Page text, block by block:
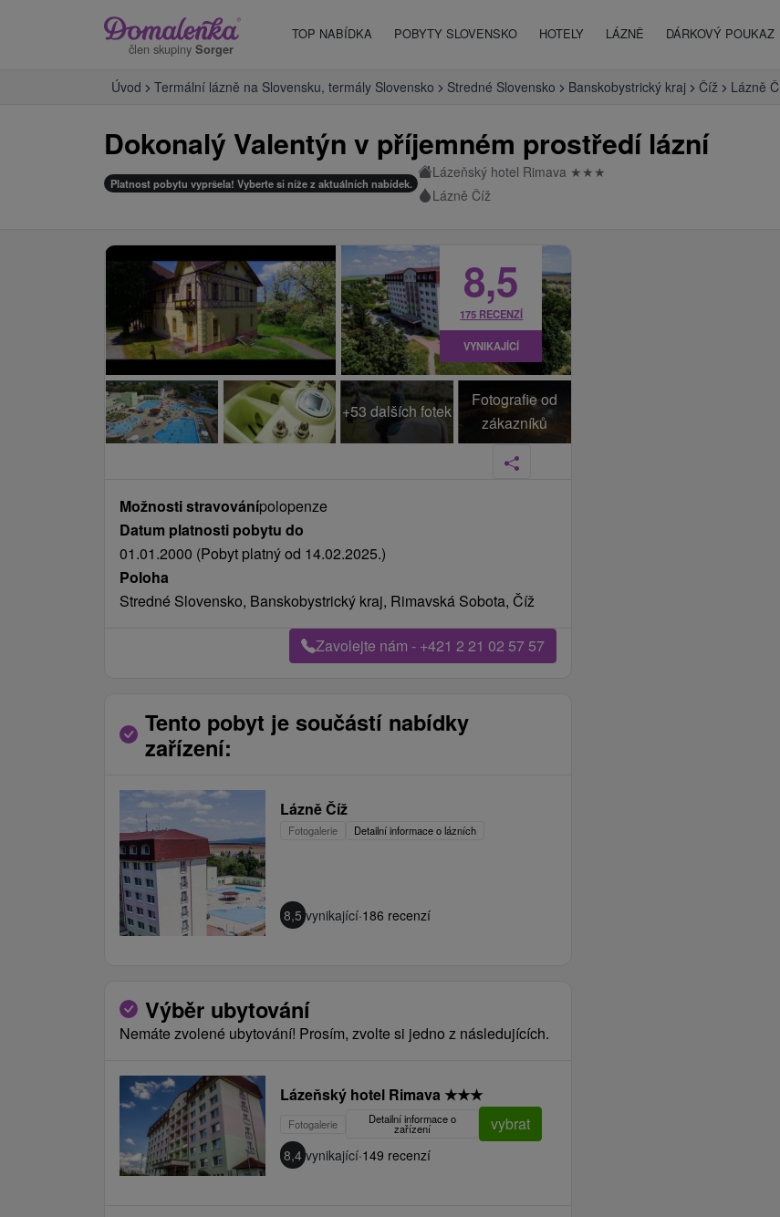
člen skupiny Sorger
TOP NABÍDKA POBYTY SLOVENSKO HOTELY LÁZNĚ DÁRKOVÝ POUKAZ
Úvod Termální lázně na Slovensku, termály Slovensko Stredné Slovensko Banskobystrický kraj Číž Lázně
Dokonalý Valentýn v příjemném prostředí lázní
Platnost pobytu vypršela! Vyberte si níže z aktuálních nabídek.
Lázeňský hotel Rimava ★ ★ ★
Lázně Číž
+53 dalších fotek
Fotografie od
zákazníků
8,5
175 RECENZÍ
VYNIKAJÍCÍ
Možnosti stravovánípolopenze
Datum platnosti pobytu do
01.01.2000 (Pobyt platný od 14.02.2025.)
Poloha
Stredné Slovensko, Banskobystrický kraj, Rimavská Sobota, Číž
Zavolejte nám - +421 2 21 02 57 57
Tento pobyt je součástí nabídky
zařízení:
Lázně Číž
Fotogalerie Detailní informace o lázních
8,5 vynikající·186 recenzí
Výběr ubytování
Nemáte zvolené ubytování! Prosím, zvolte si jedno z následujících.
Lázeňský hotel Rimava ★★★
Fotogalerie Detailní informace o
zařízení vybrat
8,4 vynikající·149 recenzí